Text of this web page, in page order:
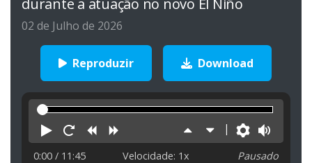
durante a atuação no novo El Niño
02 de Julho de 2026
Reproduzir Download
Reproduzir
ReiniciarRetroceder
Aumentar
velocidade
Diminuir
velocidade
0:00 / 11:45 Velocidade: 1x Pausado